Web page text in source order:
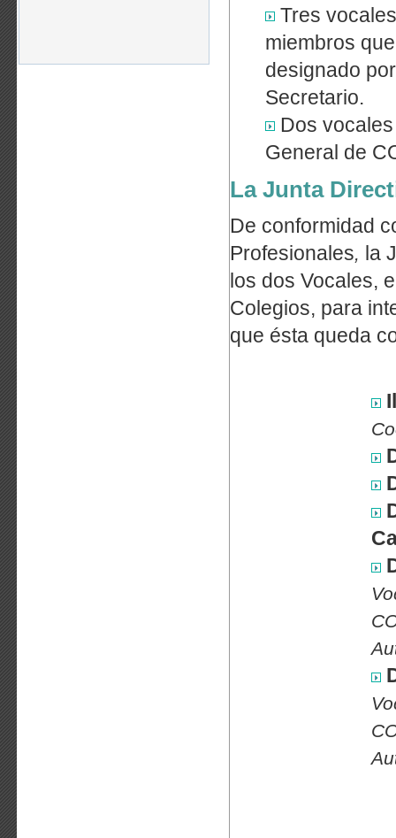
Tres
miembros
designado
Secretario.
Dos vocales
General de
La Junta
De conformidad
Profesionales
la
los dos Vocales,
Colegios, para
que ésta queda